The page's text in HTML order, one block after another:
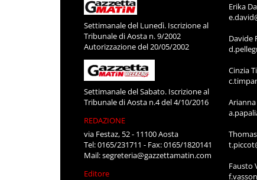
Settimanale del Lunedì. Iscrizione al
Tribunale di Aosta n. 9/2002
Autorizzazione del 20/05/2002
Settimanale del Sabato. Iscrizione al
Tribunale di Aosta n.4 del 4/10/2016
REDAZIONE
via Festaz, 52 - 11100 Aosta
Tel: 0165/231711 - Fax: 0165/1820141
Mail:segreteria@gazzettamatin.com
Editore
Erika
Davide
Cinzia
Fausto